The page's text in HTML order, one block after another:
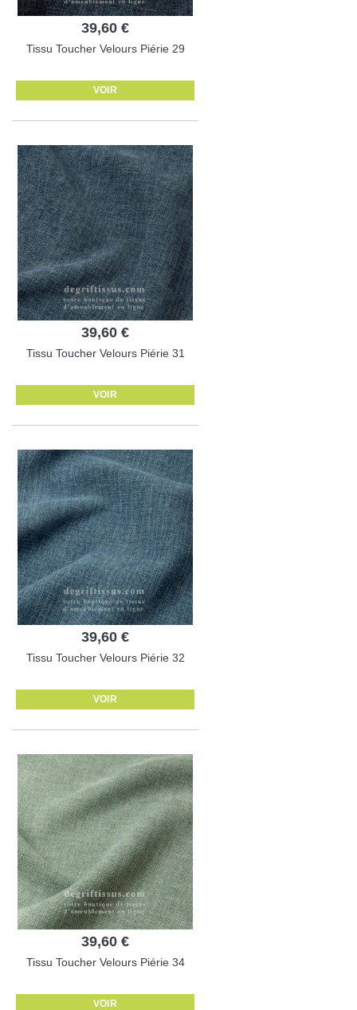
39,60 €
Tissu Toucher Velours Piérie 29
VOIR
39,60 €
Tissu Toucher Velours Piérie 31
VOIR
39,60 €
Tissu Toucher Velours Piérie 32
VOIR
39,60 €
Tissu Toucher Velours Piérie 34
VOIR